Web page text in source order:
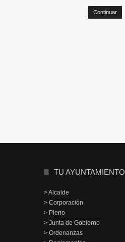
Continuar
TU AYUNTAMIENTO
> Alcalde
> Corporación
> Pleno
> Junta de Gobierno
> Ordenanzas